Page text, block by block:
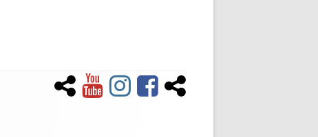
NewsletterYouTubeInstagramFacebookTiktok